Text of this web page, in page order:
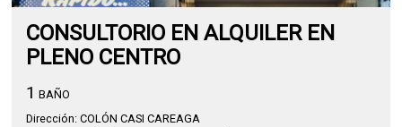
CONSULTORIO EN ALQUILER EN
PLENO CENTRO
1 BAÑO
Dirección: COLÓN CASI CAREAGA